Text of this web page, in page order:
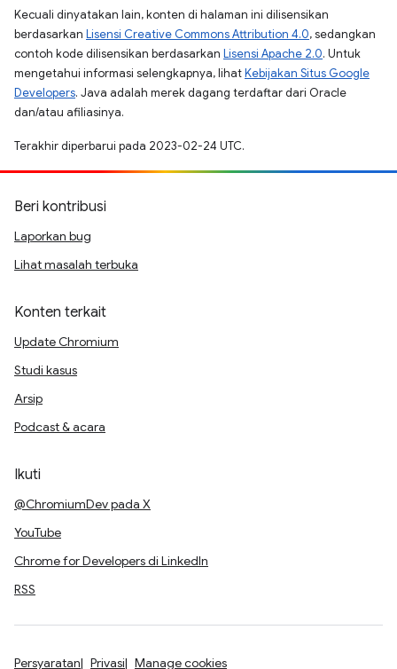
Kecuali dinyatakan lain, konten di halaman ini dilisensikan
berdasarkan Lisensi Creative Commons Attribution 4.0, sedangkan
contoh kode dilisensikan berdasarkan Lisensi Apache 2.0. Untuk
mengetahui informasi selengkapnya, lihatKebijakan Situs Google
Developers. Java adalah merek dagang terdaftar dari Oracle
dan/atau afiliasinya.
Terakhir diperbarui pada 2023-02-24 UTC.
Beri kontribusi
Laporkan bug
Lihat masalah terbuka
Konten terkait
Update Chromium
Studi kasus
Arsip
Podcast & acara
Ikuti
@ChromiumDev pada X
YouTube
Chrome for Developers di LinkedIn
RSS
Persyaratan Privasi Manage cookies